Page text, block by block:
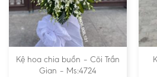
Kệ hoa chia buồn – Cõi Trần
Gian – Ms:4724